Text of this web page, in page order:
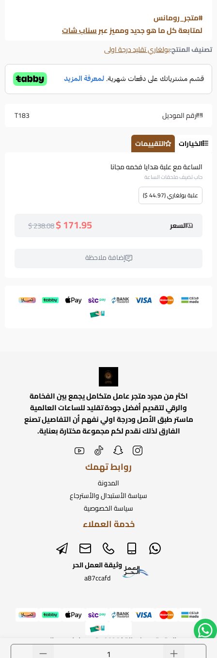
#متجر_رومانس
لمتابعة كل ما هو جديد ومميز عبرسناب شات
تصنيف المنتج:بولغاري تقليد درجة اولى
رقم الموديل T183
الخيارات
التقييمات
الساعة مع علبة هدايا فخمه مجانا
حاب تضيف ملحقات الساعة
علبة بولغاري (44.97 $)
السعر 171.95 $
238.08 $
إضافة ملاحظة
اكثر من مجرد متجر عامل متكامل يجمع بين الفخامة
والرقي لتقديم أفضل جودة تقليد للساعات العالمية
ماستر طبق الأصل ودرجة اولي نفهم أن التفاصيل تصنع
الفارق لذلك نقدم لكم مجموعة مختارة بعناية.
روابط تهمك
المدونة
سياسة الأستبدال والأسترجاع
سياسة الخصوصية
خدمة العملاء
وثيقة العمل الحر
a87ccafd
الحقوق محفوظة | 2026 متجر ساعات رومانس